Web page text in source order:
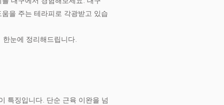
을 주는 테라피로 각광받고 있습
눈에 정리해드립니다.
특징입니다. 단순 근육 이완을 넘